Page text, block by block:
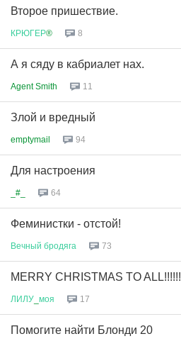
Второе пришествие.
КРЮГЕР® 8
А я сяду в кабриалет нах.
Agent Smith 11
Злой и вредный
emptymail 94
Для настроения
_#_ 64
Феминистки - отстой!
Вечный бродяга 73
MERRY CHRISTMAS TO ALL!!!!!!
ЛИЛУ моя 17
Помогите найти Блонди 20